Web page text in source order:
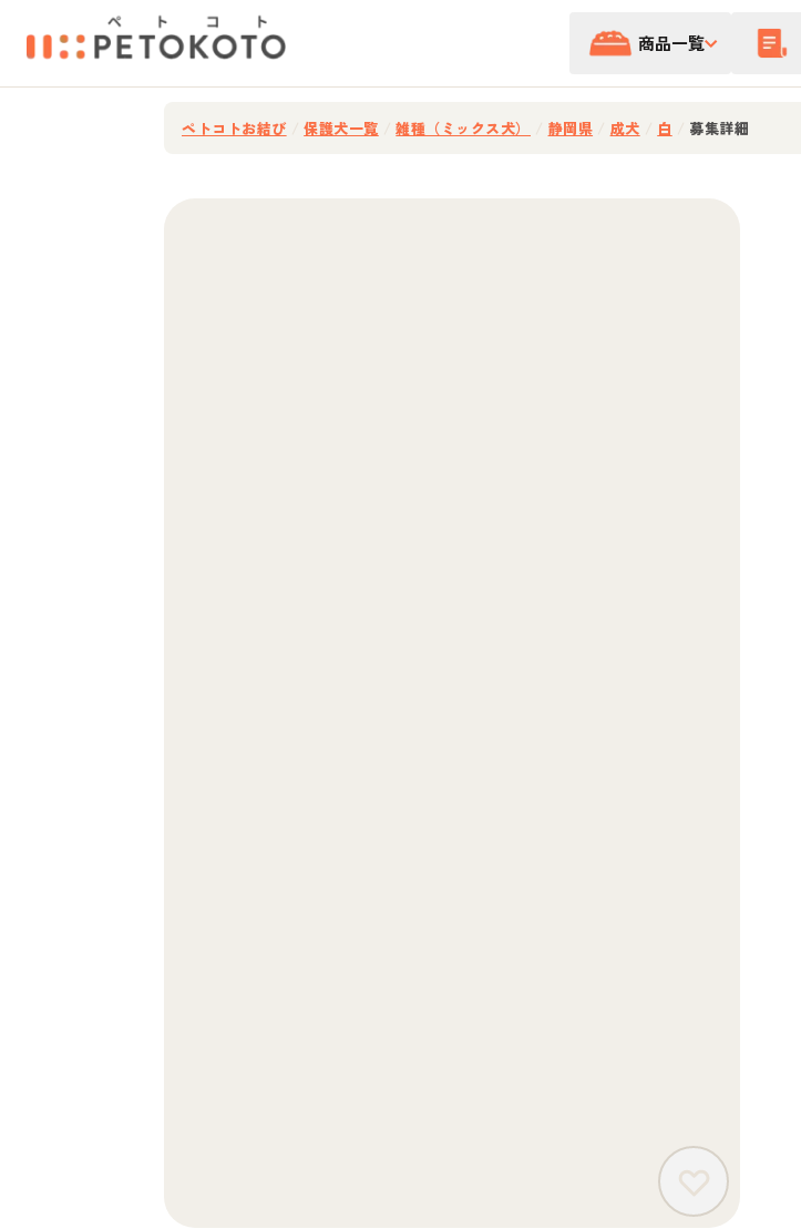
商品一覧
ペトコトお結び 保護犬一覧 雑種（ミックス犬） 静岡県 成犬 白 募集詳細